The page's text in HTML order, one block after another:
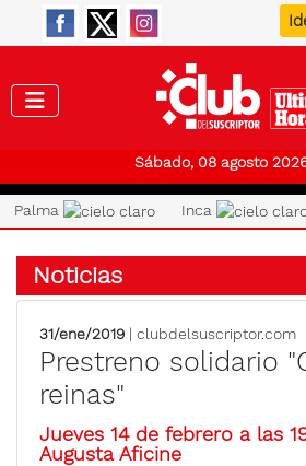
Sábado, 08 agosto
Palma Inca
Noticias
31/ene/2019 | clubdelsuscriptor.com
Prestreno solidario
reinas"
Jueves 14 de febrero a las
Augusta Aficine